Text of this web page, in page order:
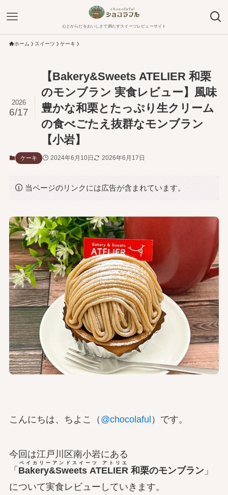
心とからだをおいしさで満たすスイーツレビューサイト
ホーム スイーツ ケーキ
【Bakery&Sweets ATELIER 和栗
のモンブラン 実食レビュー】風味
豊かな和栗とたっぷり生クリーム
の食べごたえ抜群なモンブラン
【小岩】
2026
6/17
ケーキ 2024年6月10日 2026年6月17日
当ページのリンクには広告が含まれています。
こんにちは、ちよこ（ @chocolaful ）です。
今回は江戸川区南小岩にある
「 Bakery&Sweets ATELIER
ベイカリーアンドスイーツ アトリエ
和栗のモンブラン」
について実食レビューしていきます。